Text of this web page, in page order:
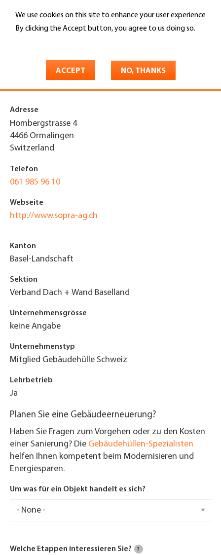
We use cookies on this site to enhance your user experience
By clicking the Accept button, you agree to us doing so.
ACCEPT NO, THANKS
main
Search
Sopra Solarpraxis AG
Adresse
Hombergstrasse 4
4466 Ormalingen
Switzerland
Telefon
061 985 96 10
Webseite
http://www.sopra-ag.ch
Kanton
Basel-Landschaft
Sektion
Verband Dach + Wand Baselland
Unternehmensgrösse
keine Angabe
Unternehmenstyp
Mitglied Gebäudehülle Schweiz
Lehrbetrieb
Ja
Planen Sie eine Gebäudeerneuerung?
Haben Sie Fragen zum Vorgehen oder zu den Kosten
einer Sanierung? Die Gebäudehüllen-Spezialisten
helfen Ihnen kompetent beim Modernisieren und
Energiesparen.
Um was für ein Objekt handelt es sich?
Welche Etappen interessieren Sie? ?